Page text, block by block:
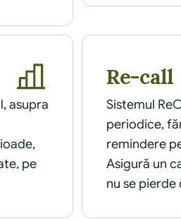
asupra
pe
Re-call
Sistemul
periodice,
remindere
Asigură un
nu se pierde